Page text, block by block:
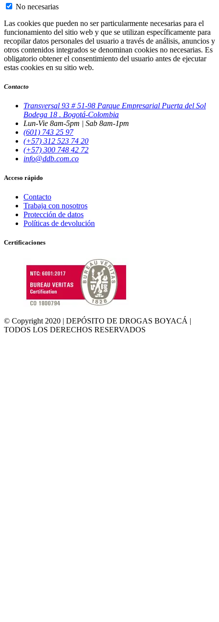
No necesarias
Las cookies que pueden no ser particularmente necesarias para el
funcionamiento del sitio web y que se utilizan específicamente para
recopilar datos personales del usuario a través de análisis, anuncios y
otros contenidos integrados se denominan cookies no necesarias. Es
obligatorio obtener el consentimiento del usuario antes de ejecutar
estas cookies en su sitio web.
Contacto
Transversal 93 # 51-98 Parque Empresarial Puerta del Sol
Bodega 18 . Bogotá-Colombia
Lun-Vie 8am-5pm | Sab 8am-1pm
(601) 743 25 97
(+57) 312 523 74 20
(+57) 300 748 42 72
info@ddb.com.co
Acceso rápido
Contacto
Trabaja con nosotros
Protección de datos
Políticas de devolución
Certificaciones
© Copyright 2020 | DEPÓSITO DE DROGAS BOYACÁ |
TODOS LOS DERECHOS RESERVADOS